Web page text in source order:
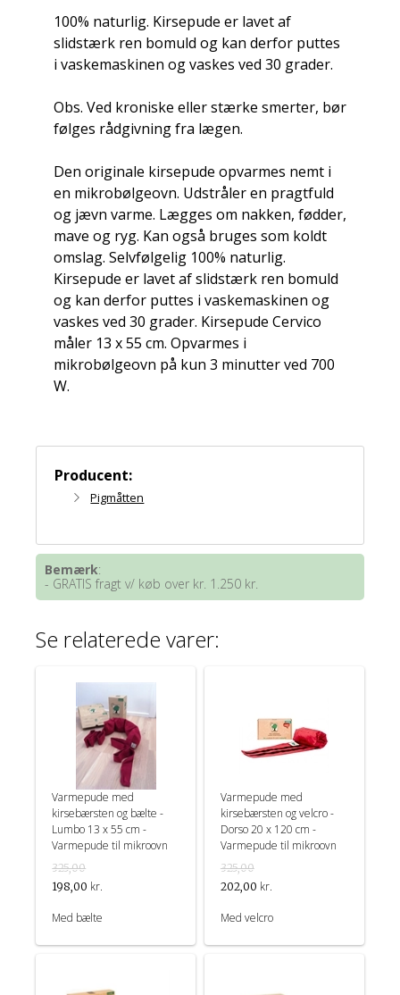
100% naturlig. Kirsepude er lavet af
slidstærk ren bomuld og kan derfor puttes
i vaskemaskinen og vaskes ved 30 grader.
Obs. Ved kroniske eller stærke smerter, bør
følges rådgivning fra lægen.
Den originale kirsepude opvarmes nemt i
en mikrobølgeovn. Udstråler en pragtfuld
og jævn varme. Lægges om nakken, fødder,
mave og ryg. Kan også bruges som koldt
omslag. Selvfølgelig 100% naturlig.
Kirsepude er lavet af slidstærk ren bomuld
og kan derfor puttes i vaskemaskinen og
vaskes ved 30 grader. Kirsepude Cervico
måler 13 x 55 cm. Opvarmes i
mikrobølgeovn på kun 3 minutter ved 700
W.
Producent:
Pigmåtten
Bemærk:
- GRATIS fragt v/ køb over kr. 1.250 kr.
Se relaterede varer:
Varmepude med
kirsebærsten og bælte -
Lumbo 13 x 55 cm -
Varmepude til mikroovn
325,00
198,00 kr.
Med bælte
Varmepude med
kirsebærsten og velcro -
Dorso 20 x 120 cm -
Varmepude til mikroovn
325,00
202,00 kr.
Med velcro